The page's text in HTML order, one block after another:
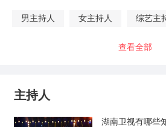
男主持人 女主持人 综艺主
查看全部
主持人
湖南卫视有哪些